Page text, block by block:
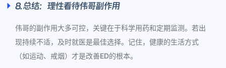
8. 总结：理性看待伟哥副作用
伟哥的副作用大多可控，关键在于科学用药和定期监测。若出
现持续不适，及时就医是最佳选择。记住，健康的生活方式
（如运动、戒烟）才是改善ED的根本。